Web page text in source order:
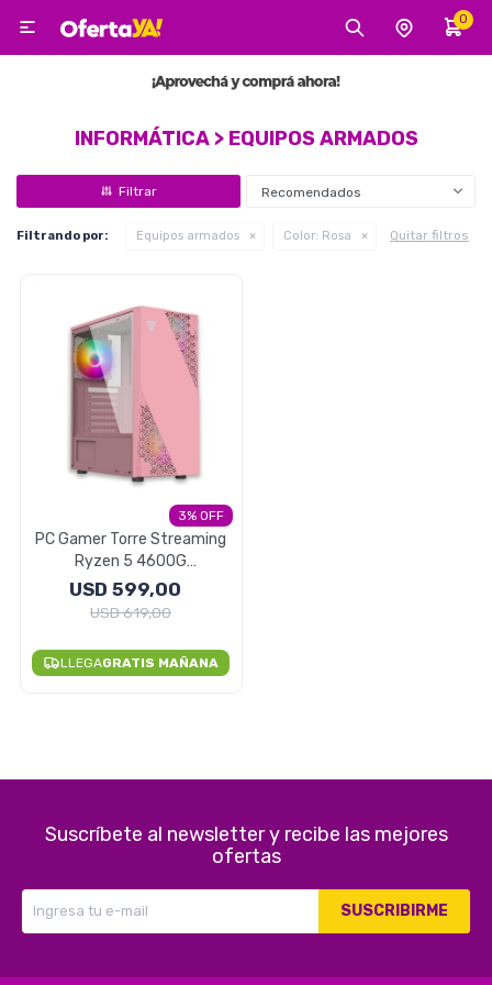
0

INFORMÁTICA > EQUIPOS ARMADOS
Recomendados
Filtrando por: Equipos armados Color: Rosa Quitar filtros
3
PC Gamer Torre Streaming
Ryzen 5 4600G
16GB/256GB SSD - ROSA
USD 599,00
USD619,00
LLEGAGRATIS MAÑANA
Suscríbete al newsletter y recibe las mejores
ofertas
SUSCRIBIRME
MI CUENTA
Tecnología
Tv, Audio y Video
Tecnología
Gaming
Electrodomésticos
Pequeños electrodomésticos
Deportes y Tiempo Libre